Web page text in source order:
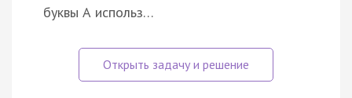
буквы А использ…